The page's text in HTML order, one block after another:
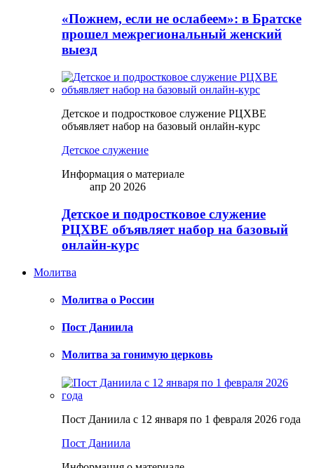
«Пожнем, если не ослабеем»: в Братске
прошел межрегиональный женский
выезд
Детское и подростковое служение РЦХВЕ
объявляет набор на базовый онлайн-курс
Детское служение
Информация о материале
апр 20 2026
Детское и подростковое служение
РЦХВЕ объявляет набор на базовый
онлайн-курс
Молитва
Молитва о России
Пост Даниила
Молитва за гонимую церковь
Пост Даниила с 12 января по 1 февраля 2026 года
Пост Даниила